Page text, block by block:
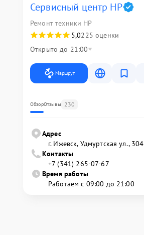
Сервисный центр HP
Ремонт техники HP
5,0225 оценки
Открыто до 21:00
Маршрут
ОбзорОтзывы 230
Адрес
г. Ижевск, Удмуртская ул., 304
Контакты
+7 (341) 265-07-67
Время работы
Работаем с 09:00 до 21:00